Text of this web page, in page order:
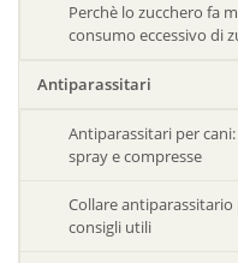
Perchè lo zucchero fa
consumo eccessivo di
Antiparassitari
Antiparassitari per
spray e compresse
Collare
consigli utili